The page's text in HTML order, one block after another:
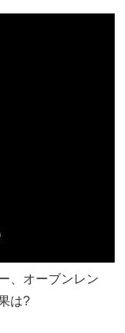
、オーブンレン
は?